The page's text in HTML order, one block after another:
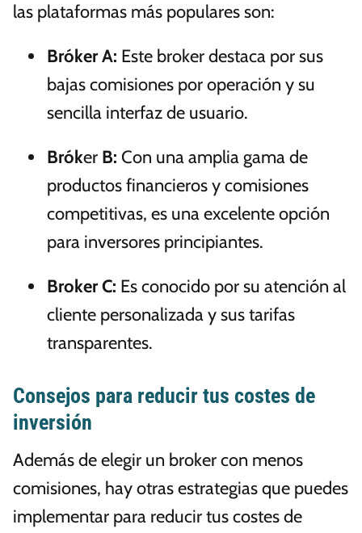
las plataformas más populares son:
Bróker A: Este broker destaca por sus
bajas comisiones por operación y su
sencilla interfaz de usuario.
Bróker B: Con una amplia gama de
productos financieros y comisiones
competitivas, es una excelente opción
para inversores principiantes.
Broker C: Es conocido por su atención al
cliente personalizada y sus tarifas
transparentes.
Consejos para reducir tus costes de
inversión
Además de elegir un broker con menos
comisiones, hay otras estrategias que puedes
implementar para reducir tus costes de